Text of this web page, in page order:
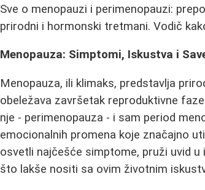
Sve o menopauzi i perimenopauzi:
prirodni i hormonski tretmani. Vodič
Menopauza: Simptomi, Iskustva i
Menopauza, ili klimaks, predstavlja
obeležava završetak reproduktivne
nje - perimenopauza - i sam period
emocionalnih promena koje značajno
osvetli najčešće simptome, pruži uvid
što lakše nositi sa ovim životnim